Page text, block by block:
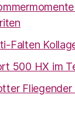
Falten
500 HX im